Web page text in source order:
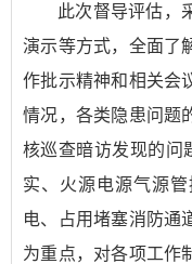
此次督导评估，
演示等方式，全面了
作批示精神和相关会
情况，各类隐患问题
核巡查暗访发现的问
实、火源电源气源
电、占用堵塞消防通
为重点，对各项工作